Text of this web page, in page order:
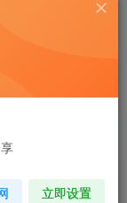
书籍下载...
有团队管道
立即设置